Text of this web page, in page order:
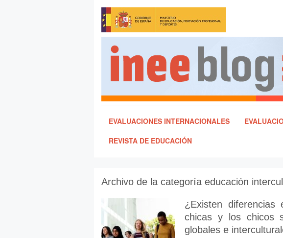
EVALUACIONES INTERNACIONALES
REVISTA DE EDUCACIÓN
Archivo de la categoría educación
¿Existen
chicas y los chicos
globales e